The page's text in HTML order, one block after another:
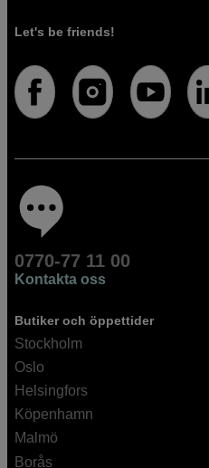
Let's be friends!
0770-77 11 00
Kontakta oss
Butiker och öppettider
Stockholm
Oslo
Helsingfors
Köpenhamn
Malmö
Borås